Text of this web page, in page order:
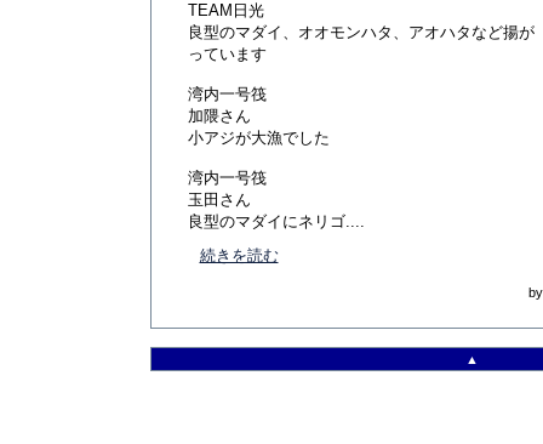
TEAM日光
良型のマダイ、オオモンハタ、アオハタなど揚が
っています
湾内一号筏
加隈さん
小アジが大漁でした
湾内一号筏
玉田さん
良型のマダイにネリゴ....
続きを読む
▲